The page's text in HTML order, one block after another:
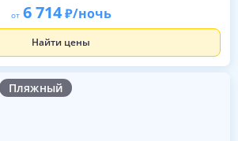
от 6 714 /ночь
Найти цены
Пляжный